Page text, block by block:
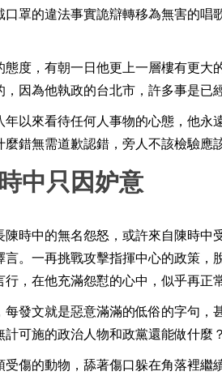
口罩的違法事實詭辯轉移為無害的
態度，有朝一日他更上一層樓有更大
因為他執政的台北市，許多事是已
年以來看待任何人事物的心態，他
錯無需道歉認錯，旁人不該檢驗應
中只因妒意
陳時中的無名怨怒，或許來自陳時
言。一再挑戰攻擊指揮中心的政策
，在他充滿怨懟的心中，似乎再正
每發文就是惡意滿滿的低俗的字句
可施的政治人物和政黨還能做什麼
受傷的動物，舔著傷口躲在角落裡